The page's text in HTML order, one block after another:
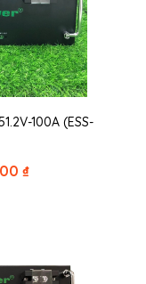
100A (ESS-
₫